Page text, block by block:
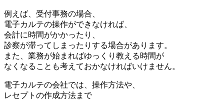
例えば、受付事務の場合、
電子カルテの操作ができなければ、
会計に時間がかかったり、
診察が滞ってしまったりする場合があります。
また、業務が始まればゆっくり教える時間が
なくなることも考えておかなければいけません。
電子カルテの会社では、操作方法や、
レセプトの作成方法まで